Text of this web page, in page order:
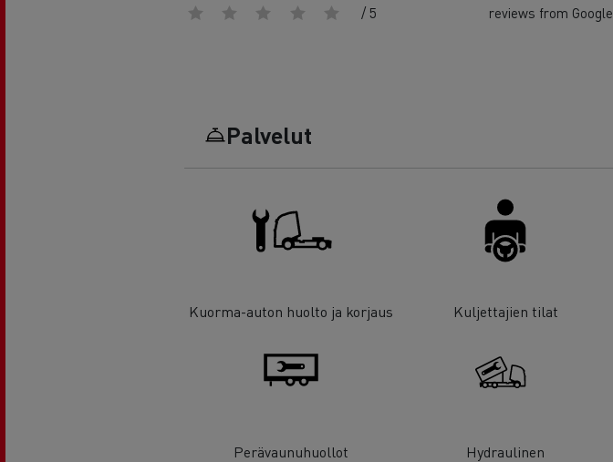
/ 5 reviews from Google
Palvelut
Kuorma-auton huolto ja korjaus Kuljettajien tilat
Perävaunuhuollot Hydraulinen